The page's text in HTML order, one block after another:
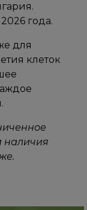
года.
для
клеток
наличия